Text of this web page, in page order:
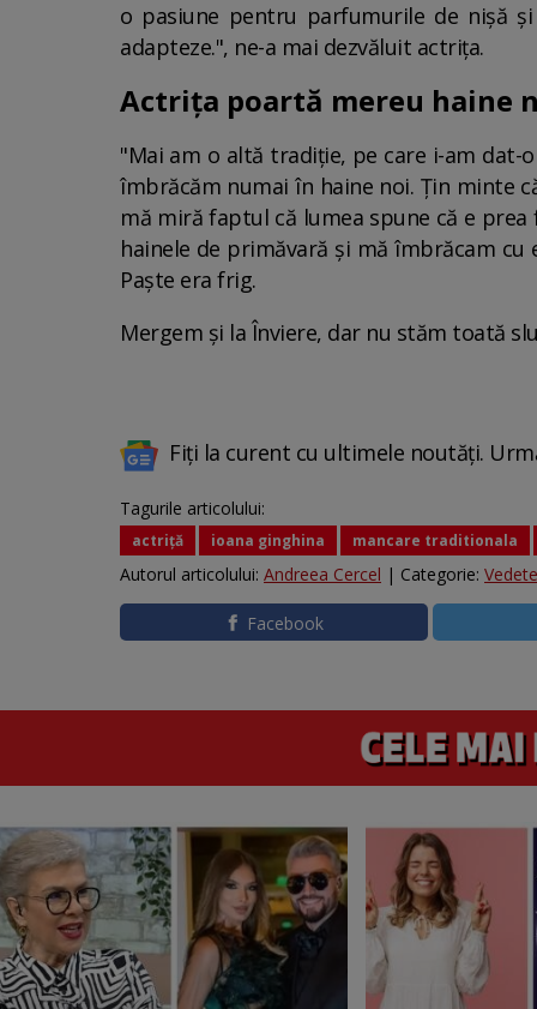
o pasiune pentru parfumurile de nișă
adapteze.", ne-a mai dezvăluit actrița.
Actrița poartă mereu haine
"Mai am o altă tradiție, pe care i-am dat-
îmbrăcăm numai în haine noi. Țin minte
mă miră faptul că lumea spune că e
hainele de primăvară și mă îmbrăcam
Paște era frig.
Mergem și la Înviere, dar nu stăm toată
Fiți la curent cu ultimele noutăți.
Tagurile articolului:
actriță ioana ginghina mancare traditionala
Autorul articolului: Andreea Cercel | Categorie: Vedete
Facebook